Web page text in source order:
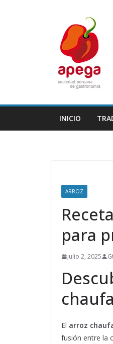
INICIO
ARROZ
para
julio 2, 2025
El arroz
fusión entre la